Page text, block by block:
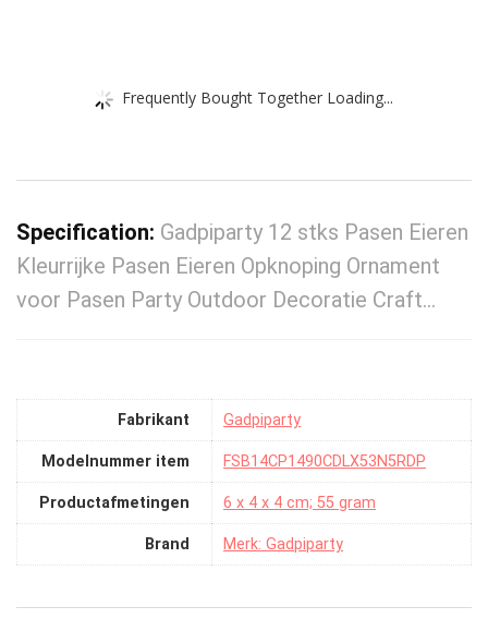
Frequently Bought Together Loading...
Specification: Gadpiparty 12 stks Pasen Eieren
Kleurrijke Pasen Eieren Opknoping Ornament
voor Pasen Party Outdoor Decoratie Craft…
Fabrikant ‎Gadpiparty
Modelnummer item ‎FSB14CP1490CDLX53N5RDP
Productafmetingen ‎6 x 4 x 4 cm; 55 gram
Brand Merk: Gadpiparty